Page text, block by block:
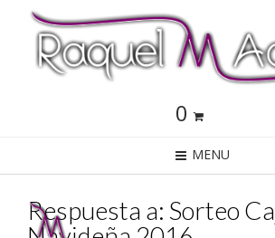
0
MENU
Respuesta a: Sorteo